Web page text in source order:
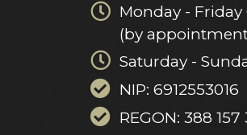
Monday - Friday
(by
Saturday -
NIP: 6912553016
REGON: 388 157